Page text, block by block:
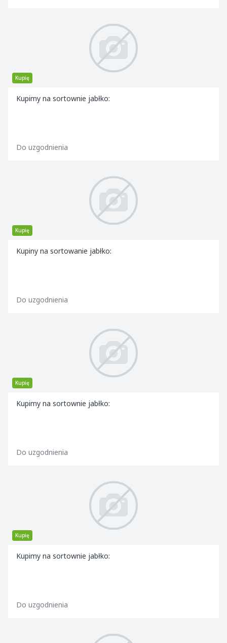
Kupię
Kupimy na sortownie jabłko:
Do uzgodnienia
Kupię
Kupiny na sortowanie jabłko:
Do uzgodnienia
Kupię
Kupimy na sortownie jabłko:
Do uzgodnienia
Kupię
Kupimy na sortownie jabłko:
Do uzgodnienia